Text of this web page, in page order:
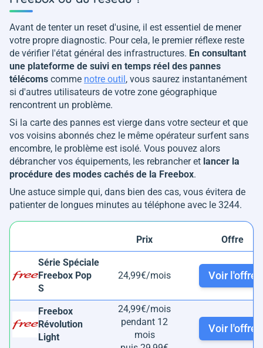
Avant de tenter un reset d'usine, il est essentiel de mener
votre propre diagnostic. Pour cela, le premier réflexe reste
de vérifier l'état général des infrastructures. En consultant
une plateforme de suivi en temps réel des pannes
télécoms comme notre outil, vous saurez instantanément
si d'autres utilisateurs de votre zone géographique
rencontrent un problème.
Si la carte des pannes est vierge dans votre secteur et que
vos voisins abonnés chez le même opérateur surfent sans
encombre, le problème est isolé. Vous pouvez alors
débrancher vos équipements, les rebrancher et lancer la
procédure des modes cachés de la Freebox.
Une astuce simple qui, dans bien des cas, vous évitera de
patienter de longues minutes au téléphone avec le 3244.
Prix Offre
Série Spéciale
Freebox Pop
S
24,99€/mois Voir l'offre
Freebox
Révolution
Light
24,99€/mois
pendant 12
mois
Voir l'offre